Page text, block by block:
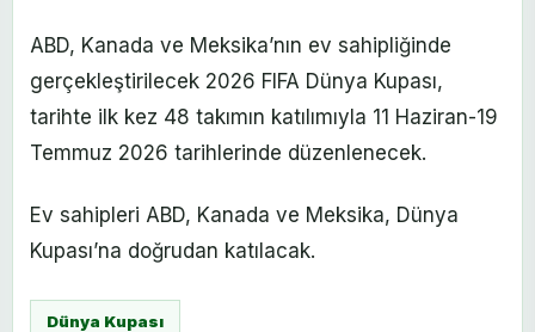
ABD, Kanada ve Meksika’nın ev sahipliğinde
gerçekleştirilecek 2026 FIFA Dünya Kupası,
tarihte ilk kez 48 takımın katılımıyla 11 Haziran-19
Temmuz 2026 tarihlerinde düzenlenecek.
Ev sahipleri ABD, Kanada ve Meksika, Dünya
Kupası’na doğrudan katılacak.
Dünya Kupası